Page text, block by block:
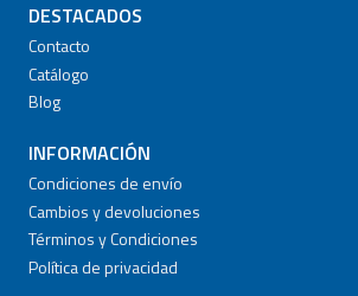
DESTACADOS
Contacto
Catálogo
Blog
INFORMACIÓN
Condiciones de envío
Cambios y devoluciones
Términos y Condiciones
Política de privacidad